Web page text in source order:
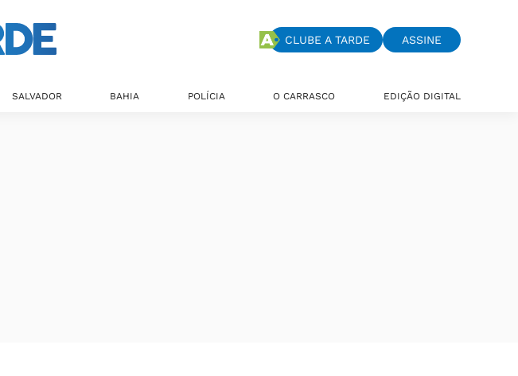
CLUBE A TARDE ASSINE
SALVADOR BAHIA POLÍCIA O CARRASCO EDIÇÃO DIGITAL